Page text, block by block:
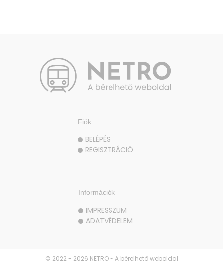
Információk
IMPRESSZUM
ADATVÉDELEM
Fiók
BELÉPÉS
REGISZTRÁCIÓ
© 2022 - 2026 NETRO - A bérelhető weboldal